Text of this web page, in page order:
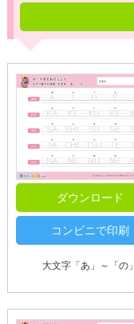
ダウンロード
コンビニで印刷
大文字「あ」～「の」